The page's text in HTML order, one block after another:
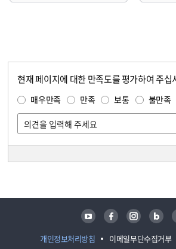
현재 페이지에 대한 만족도를 평가하여 주십
매우만족 만족 보통 불만족
개인정보처리방침 이메일무단수집거부
유튜브 페이스북 인스타그램 블로그